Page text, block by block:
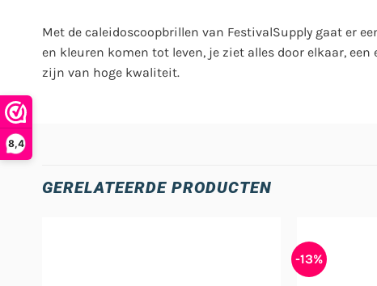
8,4
Met de caleidoscoopbrillen van FestivalSupply gaat er
en kleuren komen tot leven, je ziet alles door elkaar,
zijn van hoge kwaliteit.
GERELATEERDE PRODUCTEN
-13%